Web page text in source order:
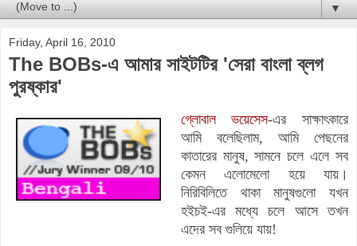
▼
Friday, April 16, 2010
The BOBs-এ আমার সাইটটির 'সেরা বাংলা ব্লগ
পুরষ্কার'
গ্লোবাল ভয়েসেস-এর সাক্ষাৎকারে
আমি বলেছিলাম, আমি পেছনের
কাতারের মানুষ, সামনে চলে এলে সব
কেমন এলোমেলো হয়ে যায়।
নিরিবিলিতে থাকা মানুষগুলো যখন
হইচই-এর মধ্যে চলে আসে তখন
এদের সব গুলিয়ে যায়!